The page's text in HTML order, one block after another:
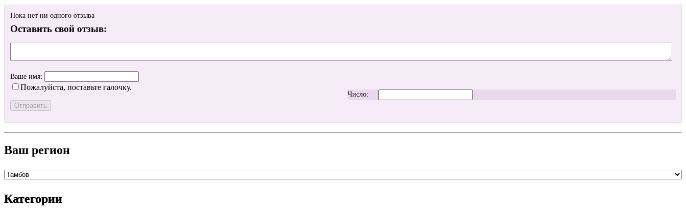
Пока нет ни одного отзыва
Оставить свой отзыв:
Ваше имя:
Пожалуйста, поставьте галочку.
Число:
Ваш регион
Категории